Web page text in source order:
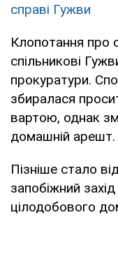
справі Гужви
Клопотання про
спільникові
прокуратури.
збиралася
вартою, однак
домашній арешт.
Пізніше стало
запобіжний
цілодобового